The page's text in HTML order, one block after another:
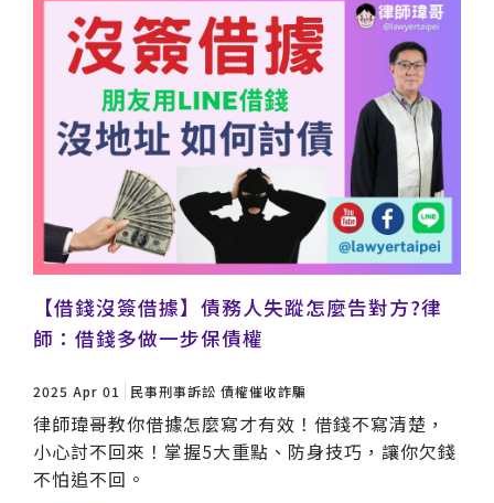
【借錢沒簽借據】債務人失蹤怎麼告對方?律
師：借錢多做一步保債權
2025 Apr 01 民事刑事訴訟 債權催收詐騙
律師瑋哥教你借據怎麼寫才有效！借錢不寫清楚，
小心討不回來！掌握5大重點、防身技巧，讓你欠錢
不怕追不回。